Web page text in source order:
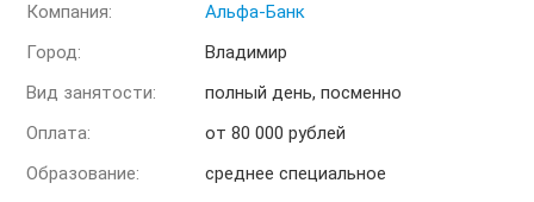
Компания:
Альфа-Банк
Город:
Владимир
Вид занятости:
полный день, посменно
Оплата:
от 80 000 рублей
Образование:
среднее специальное